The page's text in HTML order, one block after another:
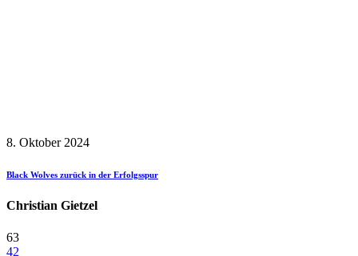
8. Oktober 2024
Black Wolves zurück in der Erfolgsspur
Christian Gietzel
63
42